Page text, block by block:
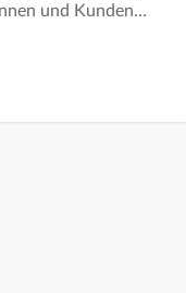
und Kunden…